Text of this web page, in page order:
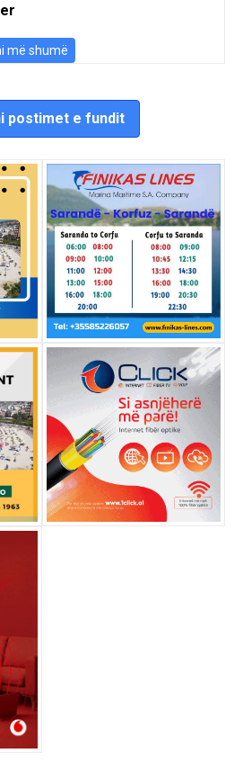
më shumë
postimet e fundit